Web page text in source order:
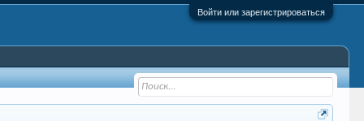
Войти или зарегистрироваться